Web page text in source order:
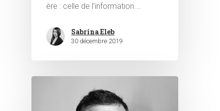
ère : celle de l’information.…
Sabrina Eleb
30 décembre 2019